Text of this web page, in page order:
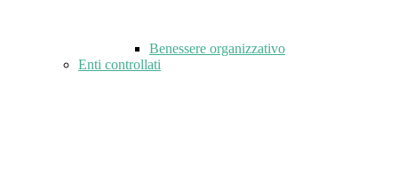
Benessere organizzativo
Enti controllati